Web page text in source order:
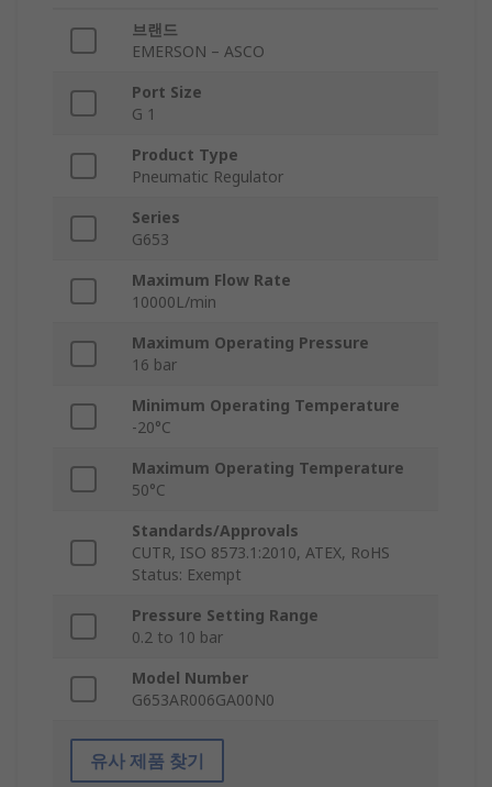
브랜드
EMERSON – ASCO
Port Size
G 1
Product Type
Pneumatic Regulator
Series
G653
Maximum Flow Rate
10000L/min
Maximum Operating Pressure
16 bar
Minimum Operating Temperature
-20°C
Maximum Operating Temperature
50°C
Standards/Approvals
CUTR, ISO 8573.1:2010, ATEX, RoHS
Status: Exempt
Pressure Setting Range
0.2 to 10 bar
Model Number
G653AR006GA00N0
유사 제품 찾기